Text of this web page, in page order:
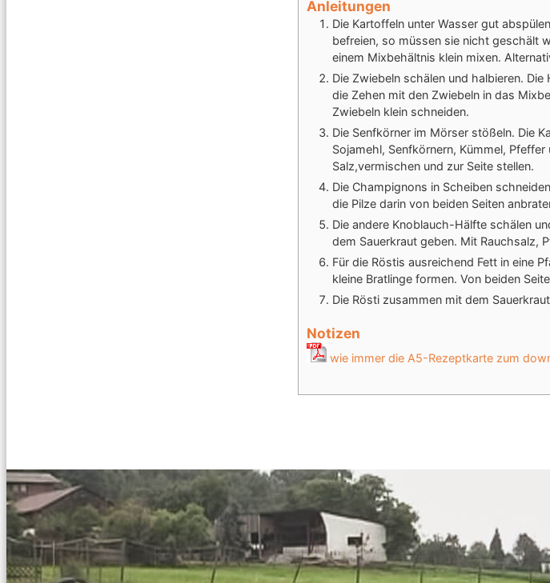
Anleitungen
Die Kartoffeln unter Wasser gut
befreien, so müssen sie nicht geschält
einem Mixbehältnis klein mixen.
Die Zwiebeln schälen und halbieren.
die Zehen mit den Zwiebeln in das
Zwiebeln klein schneiden.
Die Senfkörner im Mörser stößeln. Die
Sojamehl, Senfkörnern, Kümmel,
Salz,vermischen und zur Seite stellen.
Die Champignons in Scheiben
die Pilze darin von beiden Seiten
Die andere Knoblauch-Hälfte schälen
dem Sauerkraut geben. Mit Rauchsalz,
Für die Röstis ausreichend Fett in eine
kleine Bratlinge formen. Von beiden
Die Rösti zusammen mit dem
Notizen
wie immer die A5-Rezeptkarte zum